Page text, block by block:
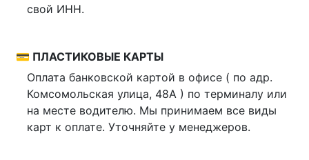
свой ИНН.
💳 ПЛАСТИКОВЫЕ КАРТЫ
Оплата банковской картой в офисе ( по адр.
Комсомольская улица, 48А ) по терминалу или
на месте водителю. Мы принимаем все виды
карт к оплате. Уточняйте у менеджеров.